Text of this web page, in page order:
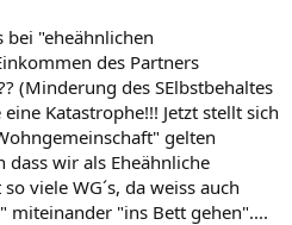
bei "eheähnlichen
des Partners
(Minderung des SElbstbehaltes
Katastrophe!!! Jetzt stellt sich
gelten
dass wir als Eheähnliche
viele WG´s, da weiss auch
miteinander "ins Bett gehen"....